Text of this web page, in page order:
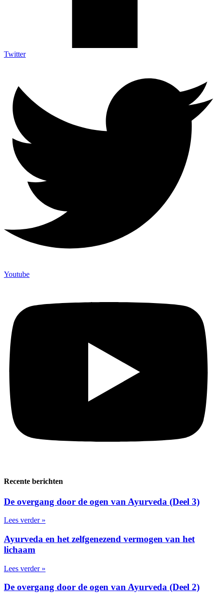
Twitter
Youtube
Recente berichten
De overgang door de ogen van Ayurveda (Deel 3)
Lees verder »
Ayurveda en het zelfgenezend vermogen van het
lichaam
Lees verder »
De overgang door de ogen van Ayurveda (Deel 2)